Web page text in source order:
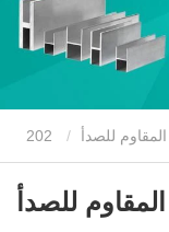
للصدأ 202